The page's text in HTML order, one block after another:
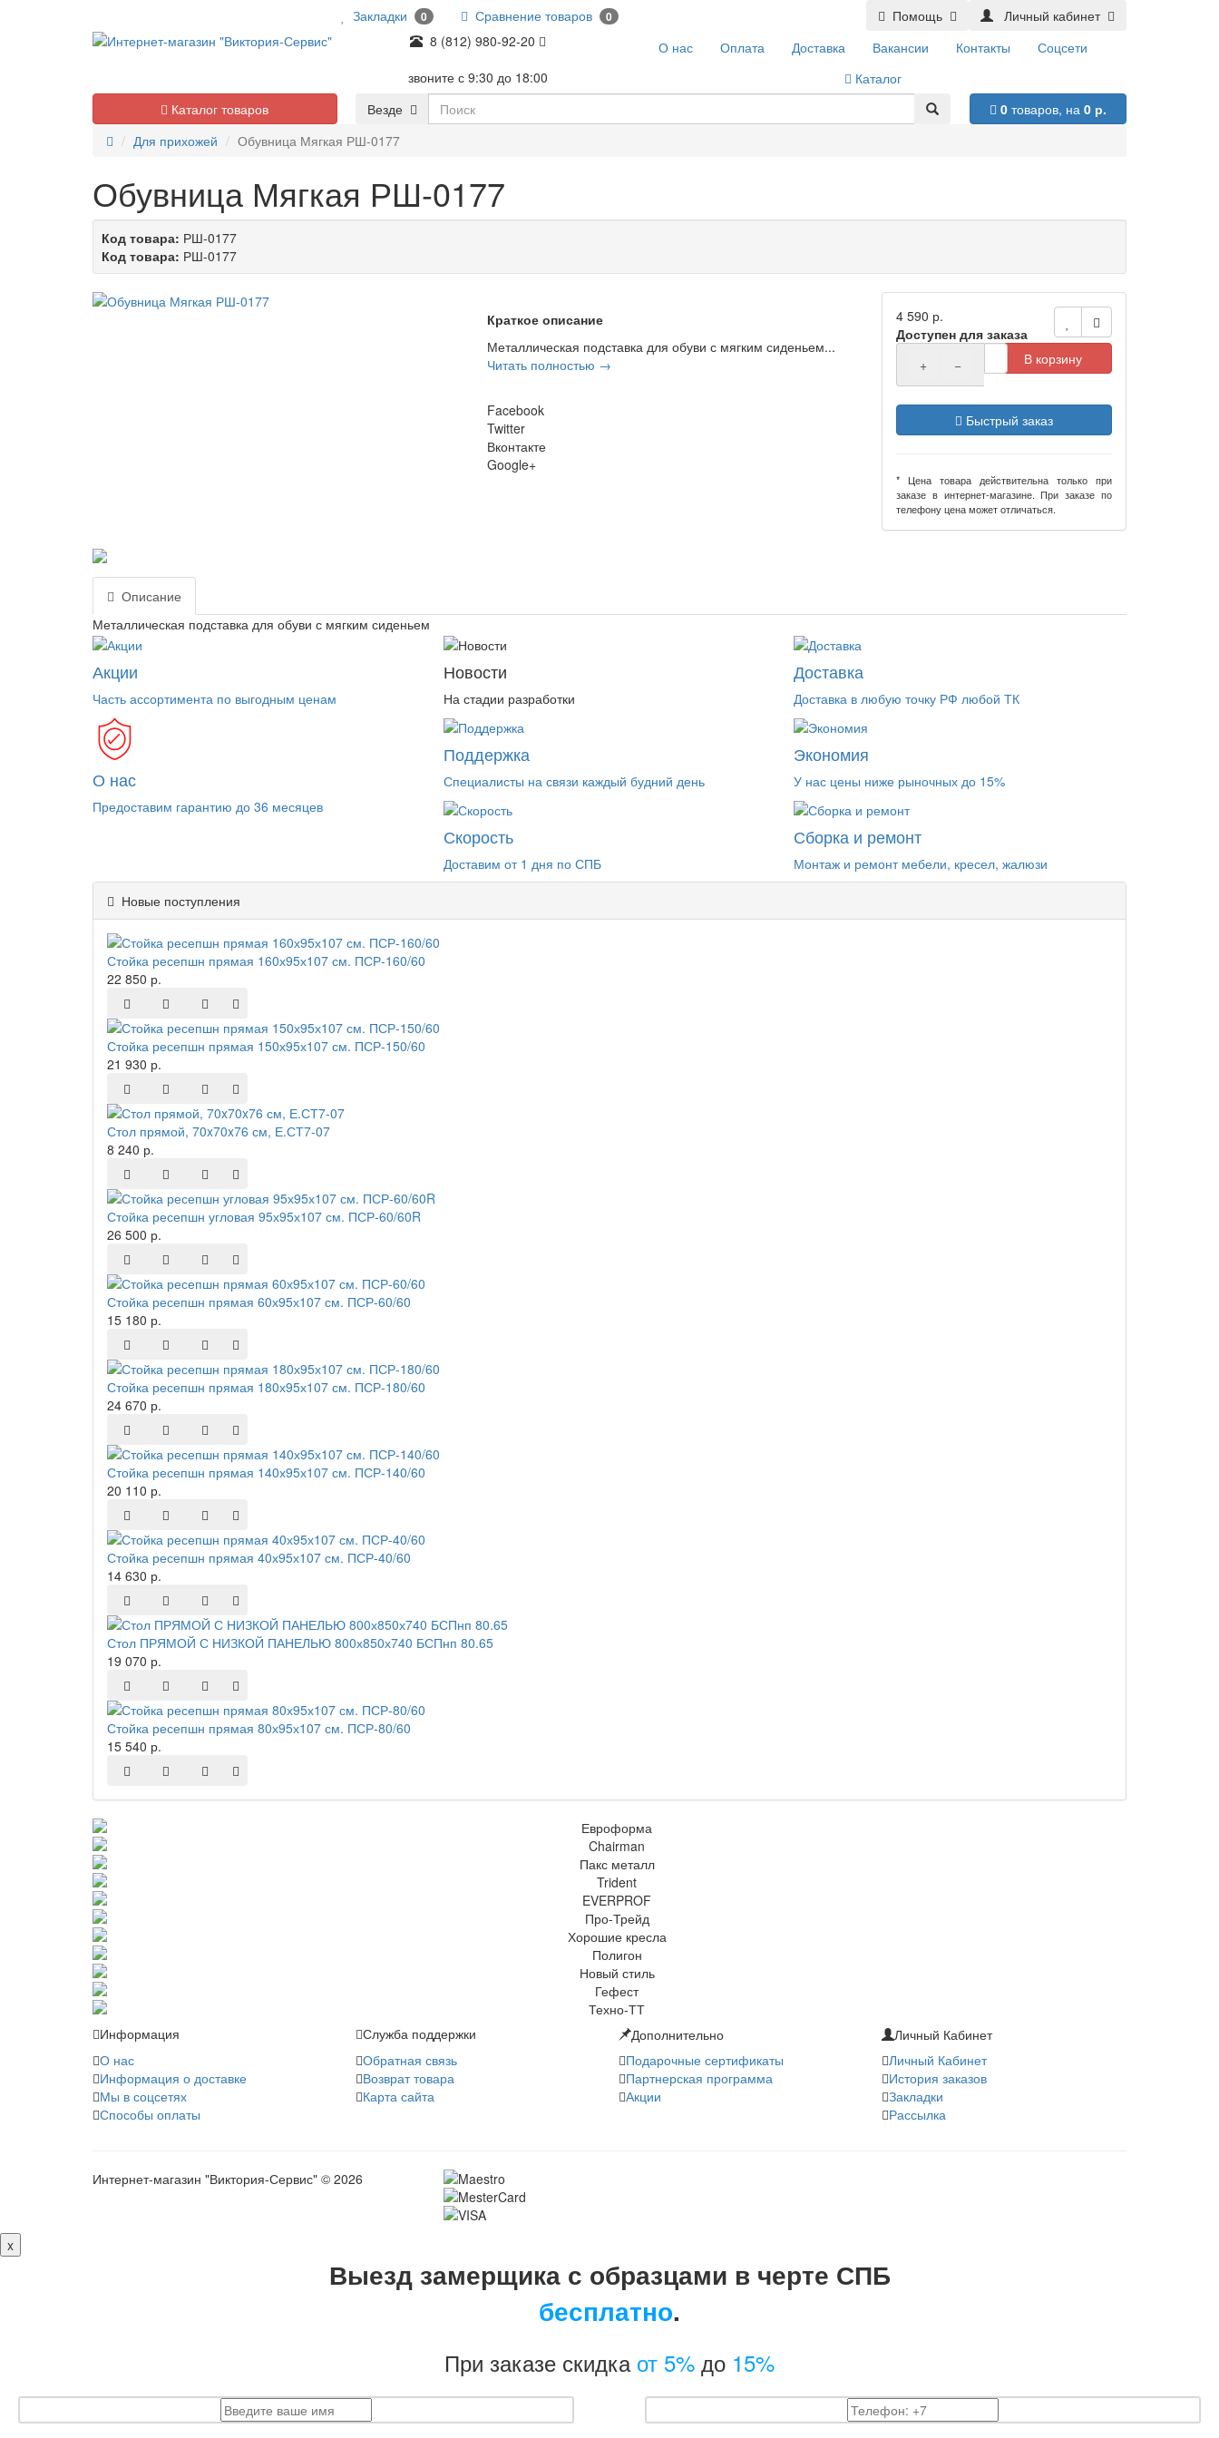
Личный кабинет
Помощь
Закладки 0 Сравнение товаров 0
8 (812) 980-92-20
звоните с 9:30 до 18:00
О нас Оплата Доставка Вакансии Контакты
Соцсети
Каталог
Везде
0товаров, на 0 р.
Каталог товаров
Для прихожей
Обувница Мягкая РШ-0177
Обувница Мягкая РШ-0177
Код товара: РШ-0177
Код товара: РШ-0177
Краткое описание
Металлическая подставка для обуви с мягким сиденьем...
Читать полностью →
Facebook
Twitter
Вконтакте
Google+
4 590 р.
Доступен для заказа
+
− В корзину
Быстрый заказ
* Цена товара действительна только при
заказе в интернет-магазине. При заказе по
телефону цена может отличаться.
Описание
Металлическая подставка для обуви с мягким сиденьем
Акции
Часть ассортимента по выгодным ценам
Новости
На стадии разработки
Доставка
Доставка в любую точку РФ любой ТК
О нас
Предоставим гарантию до 36 месяцев
Поддержка
Специалисты на связи каждый будний день
Экономия
У нас цены ниже рыночных до 15%
Скорость
Доставим от 1 дня по СПБ
Сборка и ремонт
Монтаж и ремонт мебели, кресел, жалюзи
Новые поступления
Стойка ресепшн прямая 160х95х107 см. ПСР-160/60
22 850 р.
Стойка ресепшн прямая 150х95х107 см. ПСР-150/60
21 930 р.
Стол прямой, 70x70x76 см, Е.СТ7-07
8 240 р.
Стойка ресепшн угловая 95х95х107 см. ПСР-60/60R
26 500 р.
Стойка ресепшн прямая 60х95х107 см. ПСР-60/60
15 180 р.
Стойка ресепшн прямая 180х95х107 см. ПСР-180/60
24 670 р.
Стойка ресепшн прямая 140х95х107 см. ПСР-140/60
20 110 р.
Стойка ресепшн прямая 40х95х107 см. ПСР-40/60
14 630 р.
Стол ПРЯМОЙ С НИЗКОЙ ПАНЕЛЬЮ 800х850х740 БСПнп 80.65
19 070 р.
Стойка ресепшн прямая 80х95х107 см. ПСР-80/60
15 540 р.
Информация
О нас
Информация о доставке
Мы в соцсетях
Способы оплаты
Служба поддержки
Обратная связь
Возврат товара
Карта сайта
Дополнительно
Подарочные сертификаты
Партнерская программа
Акции
Личный Кабинет
Личный Кабинет
История заказов
Закладки
Рассылка
Интернет-магазин "Виктория-Сервис" © 2026
x
Выезд замерщика с образцами в черте СПБ
бесплатно.
При заказе скидка от 5% до 15%